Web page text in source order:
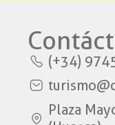
(+34)
Plaza